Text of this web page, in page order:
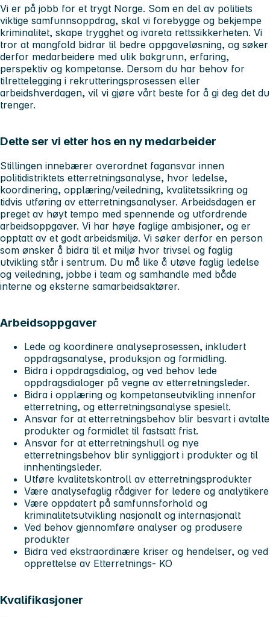
Vi er på jobb for et trygt Norge. Som en del av politiets
viktige samfunnsoppdrag, skal vi forebygge og bekjempe
kriminalitet, skape trygghet og ivareta rettssikkerheten. Vi
tror at mangfold bidrar til bedre oppgaveløsning, og søker
derfor medarbeidere med ulik bakgrunn, erfaring,
perspektiv og kompetanse. Dersom du har behov for
tilrettelegging i rekrutteringsprosessen eller
arbeidshverdagen, vil vi gjøre vårt beste for å gi deg det du
trenger.
Dette ser vi etter hos en ny medarbeider
Stillingen innebærer overordnet fagansvar innen
politidistriktets etterretningsanalyse, hvor ledelse,
koordinering, opplæring/veiledning, kvalitetssikring og
tidvis utføring av etterretningsanalyser. Arbeidsdagen er
preget av høyt tempo med spennende og utfordrende
arbeidsoppgaver. Vi har høye faglige ambisjoner, og er
opptatt av et godt arbeidsmiljø. Vi søker derfor en person
som ønsker å bidra til et miljø hvor trivsel og faglig
utvikling står i sentrum. Du må like å utøve faglig ledelse
og veiledning, jobbe i team og samhandle med både
interne og eksterne samarbeidsaktører.
Arbeidsoppgaver
Lede og koordinere analyseprosessen, inkludert
oppdragsanalyse, produksjon og formidling.
Bidra i oppdragsdialog, og ved behov lede
oppdragsdialoger på vegne av etterretningsleder.
Bidra i opplæring og kompetanseutvikling innenfor
etterretning, og etterretningsanalyse spesielt.
Ansvar for at etterretningsbehov blir besvart i avtalte
produkter og formidlet til fastsatt frist.
Ansvar for at etterretningshull og nye
etterretningsbehov blir synliggjort i produkter og til
innhentingsleder.
Utføre kvalitetskontroll av etterretningsprodukter
Være analysefaglig rådgiver for ledere og analytikere
Være oppdatert på samfunnsforhold og
kriminalitetsutvikling nasjonalt og internasjonalt
Ved behov gjennomføre analyser og produsere
produkter
Bidra ved ekstraordinære kriser og hendelser, og ved
opprettelse av Etterretnings- KO
Kvalifikasjoner